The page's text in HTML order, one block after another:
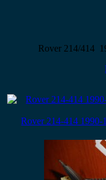
Rover 214/414
Rover 214-414 1990-